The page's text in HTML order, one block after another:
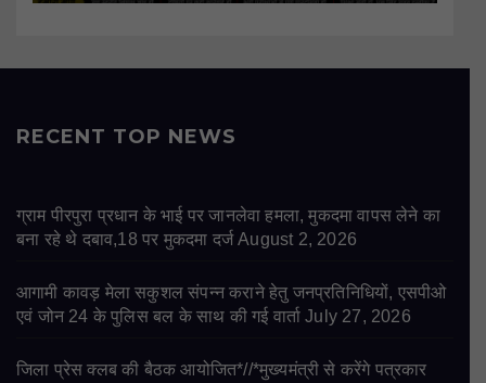
RECENT TOP NEWS
ग्राम पीरपुरा प्रधान के भाई पर जानलेवा हमला, मुकदमा वापस लेने का
बना रहे थे दबाव,18 पर मुकदमा दर्ज August 2, 2026
आगामी कावड़ मेला सकुशल संपन्न कराने हेतु जनप्रतिनिधियों, एसपीओ
एवं जोन 24 के पुलिस बल के साथ की गई वार्ता July 27, 2026
जिला प्रेस क्लब की बैठक आयोजित*//*मुख्यमंत्री से करेंगे पत्रकार